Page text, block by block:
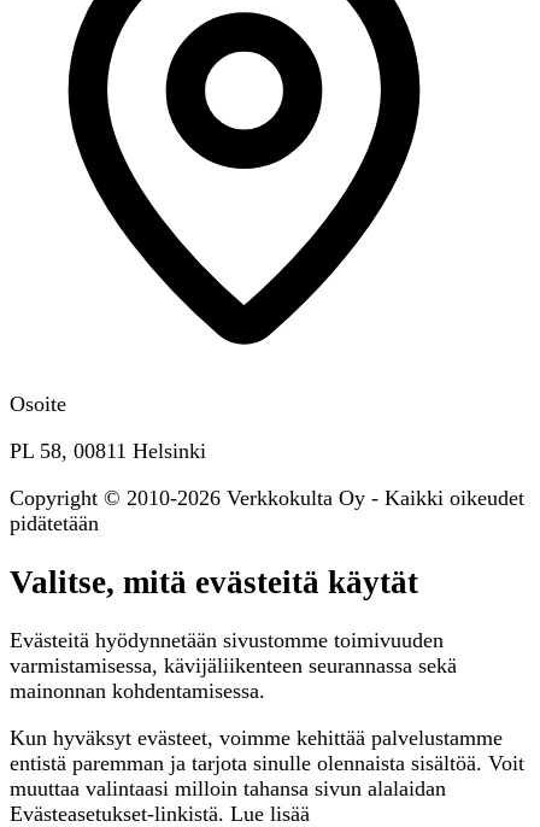
Osoite
PL 58, 00811 Helsinki
Copyright © 2010-2026 Verkkokulta Oy - Kaikki oikeudet
pidätetään
Valitse, mitä evästeitä käytät
Evästeitä hyödynnetään sivustomme toimivuuden
varmistamisessa, kävijäliikenteen seurannassa sekä
mainonnan kohdentamisessa.
Kun hyväksyt evästeet, voimme kehittää palvelustamme
entistä paremman ja tarjota sinulle olennaista sisältöä. Voit
muuttaa valintaasi milloin tahansa sivun alalaidan
Evästeasetukset-linkistä. Lue lisää